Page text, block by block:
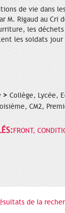
de vie dans
M. Rigaud au
les
les soldats
> Collège, Lycée,
CM2,
FRONT,
de la